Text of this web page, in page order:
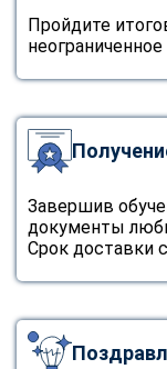
Пройдите
Завершив
документы
Срок доставки